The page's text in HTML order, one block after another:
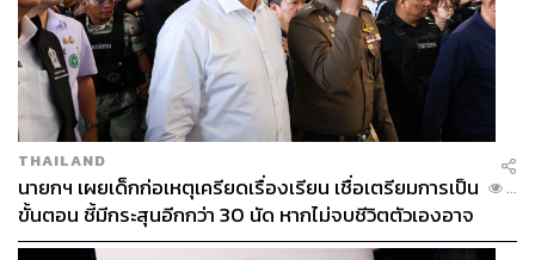
ABOUT THE AUTHOR
ศนิชา ละครพล
THE STANDARD WEALTH Editor
THAILAND
นายกฯ เผยเด็กก่อเหตุเครียดเรื่องเรียน เชื่อเตรียมการเป็น
ขั้นตอน ชี้มีกระสุนอีกกว่า 30 นัด หากไม่จบชีวิตตัวเองอาจ
สูญเสียเพิ่ม
...